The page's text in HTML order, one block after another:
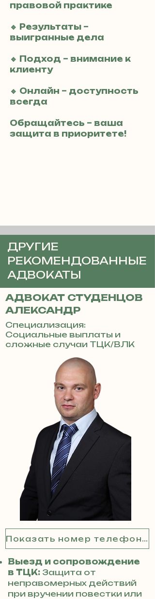
правовой практике
🔹 Результаты –
выигранные дела
🔹 Подход – внимание к
клиенту
🔹 Онлайн – доступность
всегда
Обращайтесь – ваша
защита в приоритете!
ДРУГИЕ
РЕКОМЕНДОВАННЫЕ
АДВОКАТЫ
АДВОКАТ СТУДЕНЦОВ
АЛЕКСАНДР
Специализация:
Социальные выплаты и
сложные случаи ТЦК/ВЛК
Показать номер телефона
Выезд и сопровождение
в ТЦК: Защита от
неправомерных действий
при вручении повестки или